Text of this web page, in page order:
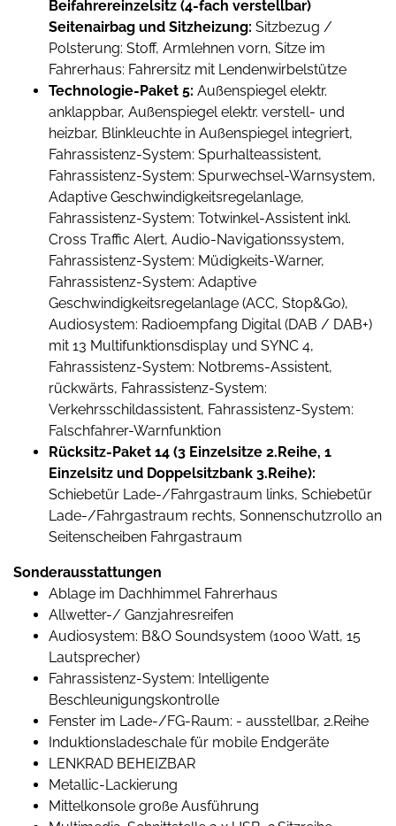
Beifahrereinzelsitz (4-fach verstellbar)
Seitenairbag und Sitzheizung: Sitzbezug /
Polsterung: Stoff, Armlehnen vorn, Sitze im
Fahrerhaus: Fahrersitz mit Lendenwirbelstütze
Technologie-Paket 5: Außenspiegel elektr.
anklappbar, Außenspiegel elektr. verstell- und
heizbar, Blinkleuchte in Außenspiegel integriert,
Fahrassistenz-System: Spurhalteassistent,
Fahrassistenz-System: Spurwechsel-Warnsystem,
Adaptive Geschwindigkeitsregelanlage,
Fahrassistenz-System: Totwinkel-Assistent inkl.
Cross Traffic Alert, Audio-Navigationssystem,
Fahrassistenz-System: Müdigkeits-Warner,
Fahrassistenz-System: Adaptive
Geschwindigkeitsregelanlage (ACC, Stop&Go),
Audiosystem: Radioempfang Digital (DAB / DAB+)
mit 13 Multifunktionsdisplay und SYNC 4,
Fahrassistenz-System: Notbrems-Assistent,
rückwärts, Fahrassistenz-System:
Verkehrsschildassistent, Fahrassistenz-System:
Falschfahrer-Warnfunktion
Rücksitz-Paket 14 (3 Einzelsitze 2.Reihe, 1
Einzelsitz und Doppelsitzbank 3.Reihe):
Schiebetür Lade-/Fahrgastraum links, Schiebetür
Lade-/Fahrgastraum rechts, Sonnenschutzrollo an
Seitenscheiben Fahrgastraum
Sonderausstattungen
Ablage im Dachhimmel Fahrerhaus
Allwetter-/ Ganzjahresreifen
Audiosystem: B&O Soundsystem (1000 Watt, 15
Lautsprecher)
Fahrassistenz-System: Intelligente
Beschleunigungskontrolle
Fenster im Lade-/FG-Raum: - ausstellbar, 2.Reihe
Induktionsladeschale für mobile Endgeräte
LENKRAD BEHEIZBAR
Metallic-Lackierung
Mittelkonsole große Ausführung